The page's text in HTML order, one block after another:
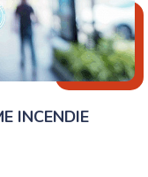
INCENDIE